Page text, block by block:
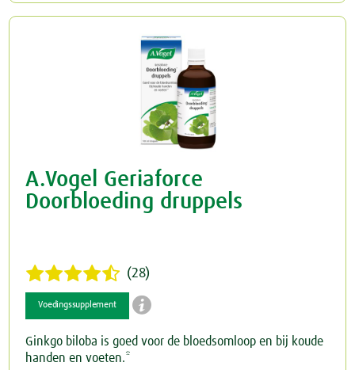
A.Vogel Geriaforce
Doorbloeding druppels
(28)
Voedingssupplement 
Ginkgo biloba is goed voor de bloedsomloop en bij koude
handen en voeten.*